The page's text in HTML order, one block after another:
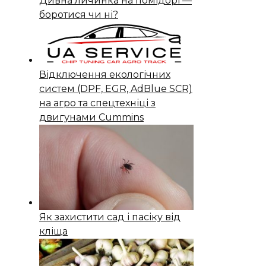
боротися чи ні?
Відключення екологічних
систем (DPF, EGR, AdBlue SCR)
на агро та спецтехніці з
двигунами Cummins
Як захистити сад і пасіку від
кліща